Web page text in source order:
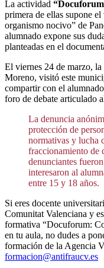
La actividad
primera de ellas supone
organismo nocivo” de
alumnado expone sus
planteadas en el
El viernes 24 de marzo,
Moreno, visitó este
compartir con el
foro de debate articulado
La denuncia
protección de
normativas y lucha
fraccionamiento de
denunciantes
interesaron al
entre 15 y 18 años.
Si eres docente
Comunitat Valenciana y
formativa “Docuforum:
en tu aula, no dudes a
formación de la Agencia
formacion@antifraucv.es